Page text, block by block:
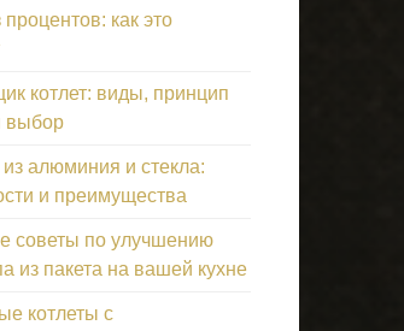
как это
котлет: виды, принцип
выбор
алюминия и стекла:
и преимущества
советы по улучшению
из пакета на вашей кухне
котлеты с